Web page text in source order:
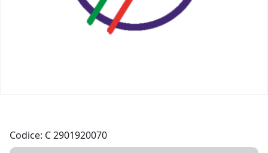
Codice: C 2901920070